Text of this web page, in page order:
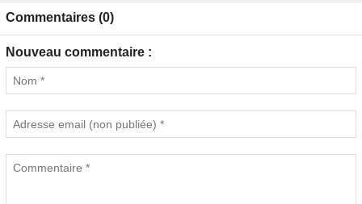
Commentaires (0)
Nouveau commentaire :